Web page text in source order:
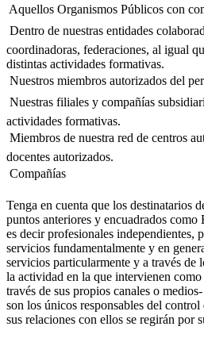
 Aquellos Organismos Públicos con
 Dentro de nuestras entidades
coordinadoras, federaciones, al igual
distintas actividades formativas.
 Nuestros miembros autorizados del
 Nuestras filiales y compañías
actividades formativas.
 Miembros de nuestra red de centros
docentes autorizados.
 Compañías
Tenga en cuenta que los destinatarios
puntos anteriores y encuadrados como
es decir profesionales independientes,
servicios fundamentalmente y en
servicios particularmente y a través de
la actividad en la que intervienen como
través de sus propios canales o
son los únicos responsables del
sus relaciones con ellos se regirán por